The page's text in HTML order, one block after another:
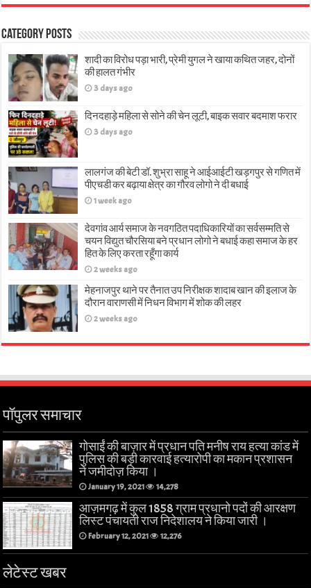
Category Posts
शादी का विरोध पड़ा भारी, प्रेमी युगल ने खाया कथित जहर, दोनों
की हालत गंभीर
3 days ago
दिनदहाड़े महिला से सोने की चेन लूटी, बाइक सवार बदमाश फरार
3 days ago
लालगंज की बेटी डॉ. शुभ्रा साहू ने आईआईटी खड़गपुर से गणित में
पीएचडी कर बढ़ाया क्षेत्र का गौरव लोगो ने दी बधाई
1 week ago
देवगांव आर्य समाज के नवगठित पदाधिकारियों का सर्वसम्मति से
चयन विद्युत चौरसिया बने प्रधान लोगो ने बधाई कहा समाज के हर
हित के लिए करता रहूँगा कार्य
2 weeks ago
मेहनाजपुर थाने पर तैनात उप निरीक्षक शादाब खान की इलाज के
दौरान वाराणसी में निधन विभाग में शोक की लहर
2 weeks ago
पॉपुलर समाचार
गोसाईं की बाज़ार में प्रधान पति मनीष राय हत्या कांड में
पुलिस की बड़ी कारवाई हत्यारोपी का मकान प्रशासन
ने जमीदोज़ किया ।
January 19, 2021 14,278
आज़मगढ़ में कुल 1858 ग्राम प्रधानो पदों की आरक्षण
लिस्ट पंचायती राज निदेशालय ने किया जारी ।
February 12, 2021 12,276
लेटेस्ट खबर